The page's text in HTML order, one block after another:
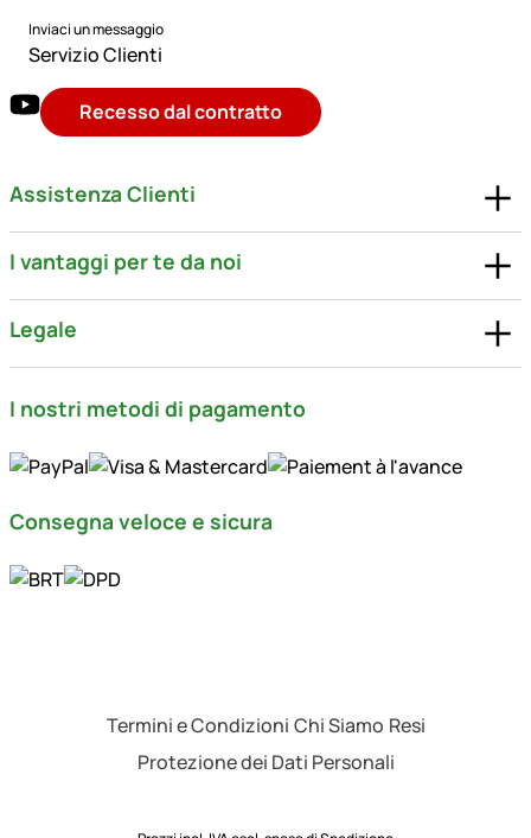
Inviaci un messaggio
Servizio Clienti
Recesso dal contratto
Assistenza Clienti
I vantaggi per te da noi
Legale
I nostri metodi di pagamento
Consegna veloce e sicura
Termini e Condizioni Chi Siamo Resi
Protezione dei Dati Personali